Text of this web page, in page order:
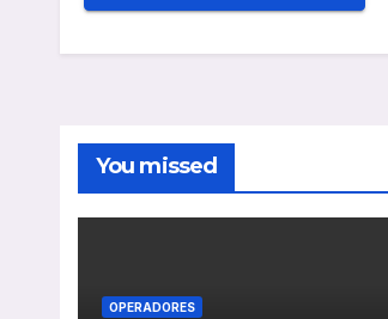
You missed
OPERADORES